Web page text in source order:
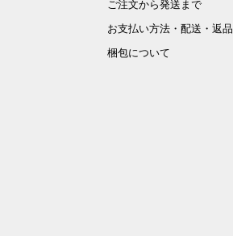
ご注文から発送まで
お支払い方法・配送・返品
梱包について